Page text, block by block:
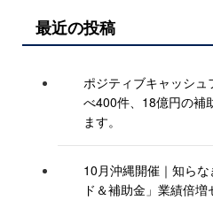
最近の投稿
ポジティブキャッシ
べ400件、18億円の補
ます。
10月沖縄開催｜知ら
ド＆補助金」業績倍増